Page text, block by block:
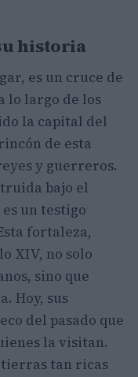
historia
es un cruce de
lo largo de los
la capital del
de esta
y guerreros.
bajo el
un testigo
fortaleza,
XIV, no solo
sino que
Hoy, sus
del pasado que
la visitan.
tierras tan ricas